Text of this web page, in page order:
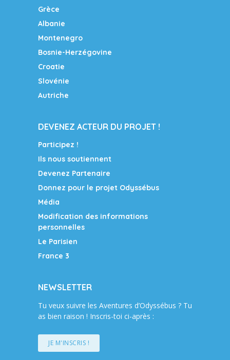
Grèce
Albanie
Montenegro
Bosnie-Herzégovine
Croatie
Slovénie
Autriche
DEVENEZ ACTEUR DU PROJET !
Participez !
Ils nous soutiennent
Devenez Partenaire
Donnez pour le projet Odyssébus
Média
Modification des informations
personnelles
Le Parisien
France 3
NEWSLETTER
Tu veux suivre les Aventures d’Odyssébus ? Tu
as bien raison ! Inscris-toi ci-après :
JE M'INSCRIS !